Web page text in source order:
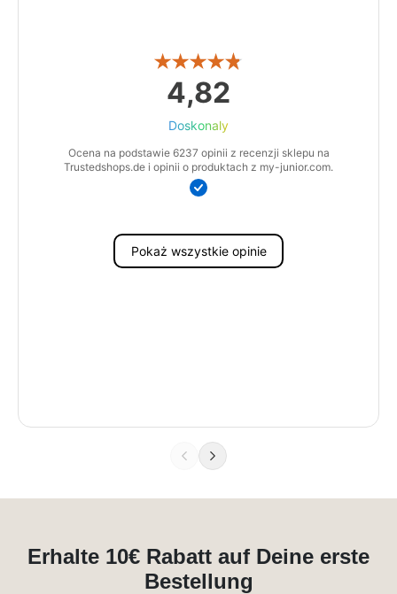
4,82
Doskonaly
Ocena na podstawie 6237 opinii z recenzji sklepu na
Trustedshops.de i opinii o produktach z my-junior.com.
Pokaż wszystkie opinie
Erhalte 10€ Rabatt auf Deine erste
Bestellung